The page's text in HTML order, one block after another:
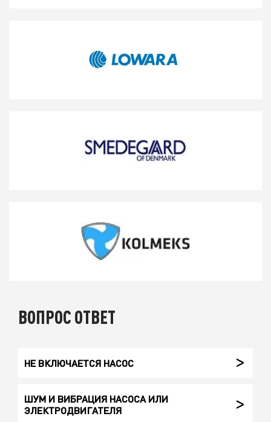
ВОПРОС ОТВЕТ
НЕ ВКЛЮЧАЕТСЯ НАСОС
ШУМ И ВИБРАЦИЯ НАСОСА ИЛИ
ЭЛЕКТРОДВИГАТЕЛЯ